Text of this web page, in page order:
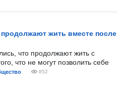
продолжают жить вместе после
что продолжают жить с
что не могут позволить себе
852